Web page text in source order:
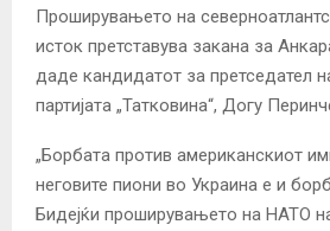
Проширувањето на
исток претставува закана за
даде кандидатот за претседател
партијата „Татковина“, Догу
„Борбата против американскиот
неговите пиони во Украина е и
Бидејќи проширувањето на НАТО